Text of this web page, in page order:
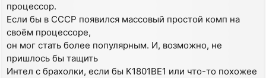
t
процессор.
Если бы в СССР появился массовый простой комп на
своём процессоре,
он мог стать более популярным. И, возможно, не
пришлось бы тащить
Интел с брахолки, если бы К1801ВЕ1 или что-то похожее